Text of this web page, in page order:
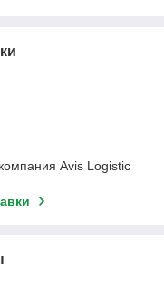
Avis Logistic